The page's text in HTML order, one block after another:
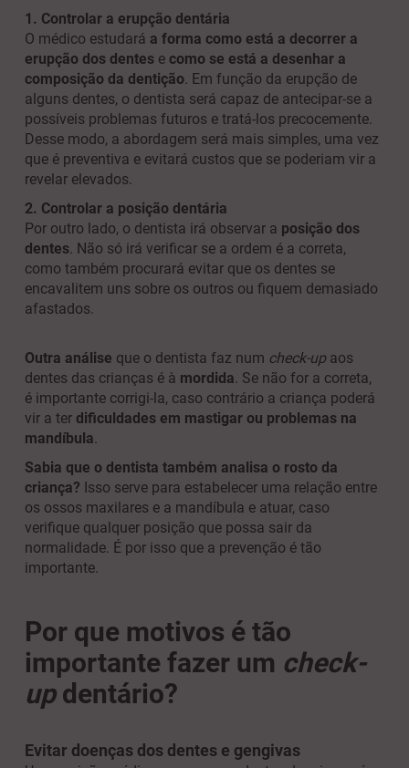
1. Controlar a erupção dentária
O médico estudará a forma como está a decorrer a
erupção dos dentes e como se está a desenhar a
composição da dentição. Em função da erupção de
alguns dentes, o dentista será capaz de antecipar-se a
possíveis problemas futuros e tratá-los precocemente.
Desse modo, a abordagem será mais simples, uma vez
que é preventiva e evitará custos que se poderiam vir a
revelar elevados.
2. Controlar a posição dentária
Por outro lado, o dentista irá observar a posição dos
dentes. Não só irá verificar se a ordem é a correta,
como também procurará evitar que os dentes se
encavalitem uns sobre os outros ou fiquem demasiado
afastados.
Outra análise que o dentista faz num check-upaos
dentes das crianças é à mordida. Se não for a correta,
é importante corrigi-la, caso contrário a criança poderá
vir a ter dificuldades em mastigar ou problemas na
mandíbula.
Sabia que o dentista também analisa o rosto da
criança? Isso serve para estabelecer uma relação entre
os ossos maxilares e a mandíbula e atuar, caso
verifique qualquer posição que possa sair da
normalidade. É por isso que a prevenção é tão
importante.
Por que motivos é tão
importante fazer um check-
updentário?
Evitar doenças dos dentes e gengivas